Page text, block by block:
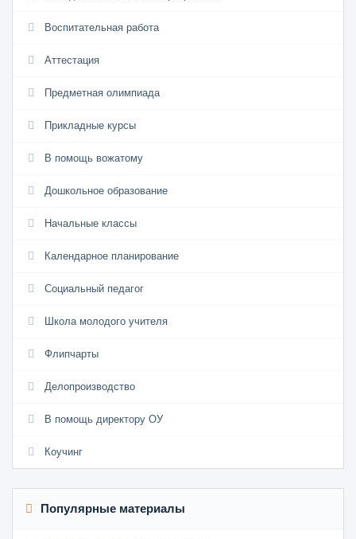
Воспитательная работа
Аттестация
Предметная олимпиада
Прикладные курсы
В помощь вожатому
Дошкольное образование
Начальные классы
Календарное планирование
Социальный педагог
Школа молодого учителя
Флипчарты
Делопроизводство
В помощь директору ОУ
Коучинг
Популярные материалы